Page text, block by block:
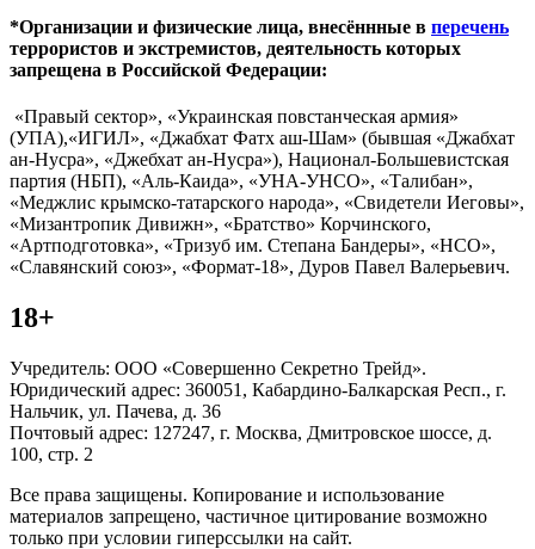
*Организации и физические лица, внесённные в перечень
террористов и экстремистов, деятельность которых
запрещена в Российской Федерации:
«Правый сектор», «Украинская повстанческая армия»
(УПА),«ИГИЛ», «Джабхат Фатх аш-Шам» (бывшая «Джабхат
ан-Нусра», «Джебхат ан-Нусра»), Национал-Большевистская
партия (НБП), «Аль-Каида», «УНА-УНСО», «Талибан»,
«Меджлис крымско-татарского народа», «Свидетели Иеговы»,
«Мизантропик Дивижн», «Братство» Корчинского,
«Артподготовка», «Тризуб им. Степана Бандеры», «НСО»,
«Славянский союз», «Формат-18», Дуров Павел Валерьевич.
18+
Учредитель: ООО «Совершенно Секретно Трейд».
Юридический адрес: 360051, Кабардино-Балкарская Респ., г.
Нальчик, ул. Пачева, д. 36
Почтовый адрес: 127247, г. Москва, Дмитровское шоссе, д.
100, стр. 2
Все права защищены. Копирование и использование
материалов запрещено, частичное цитирование возможно
только при условии гиперссылки на сайт.